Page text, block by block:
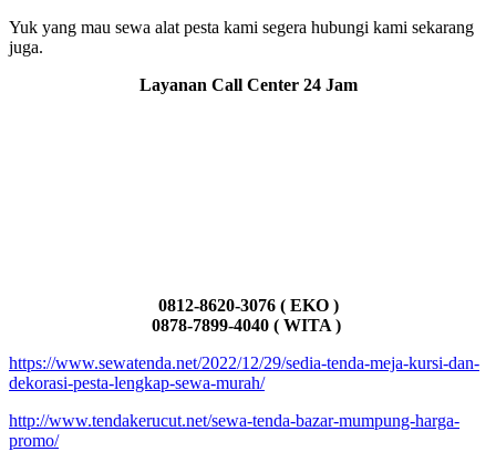
Yuk yang mau sewa alat pesta kami segera hubungi kami sekarang
juga.
Layanan Call Center 24 Jam
0812-8620-3076 ( EKO )
0878-7899-4040 ( WITA )
https://www.sewatenda.net/2022/12/29/sedia-tenda-meja-kursi-dan-
dekorasi-pesta-lengkap-sewa-murah/
http://www.tendakerucut.net/sewa-tenda-bazar-mumpung-harga-
promo/